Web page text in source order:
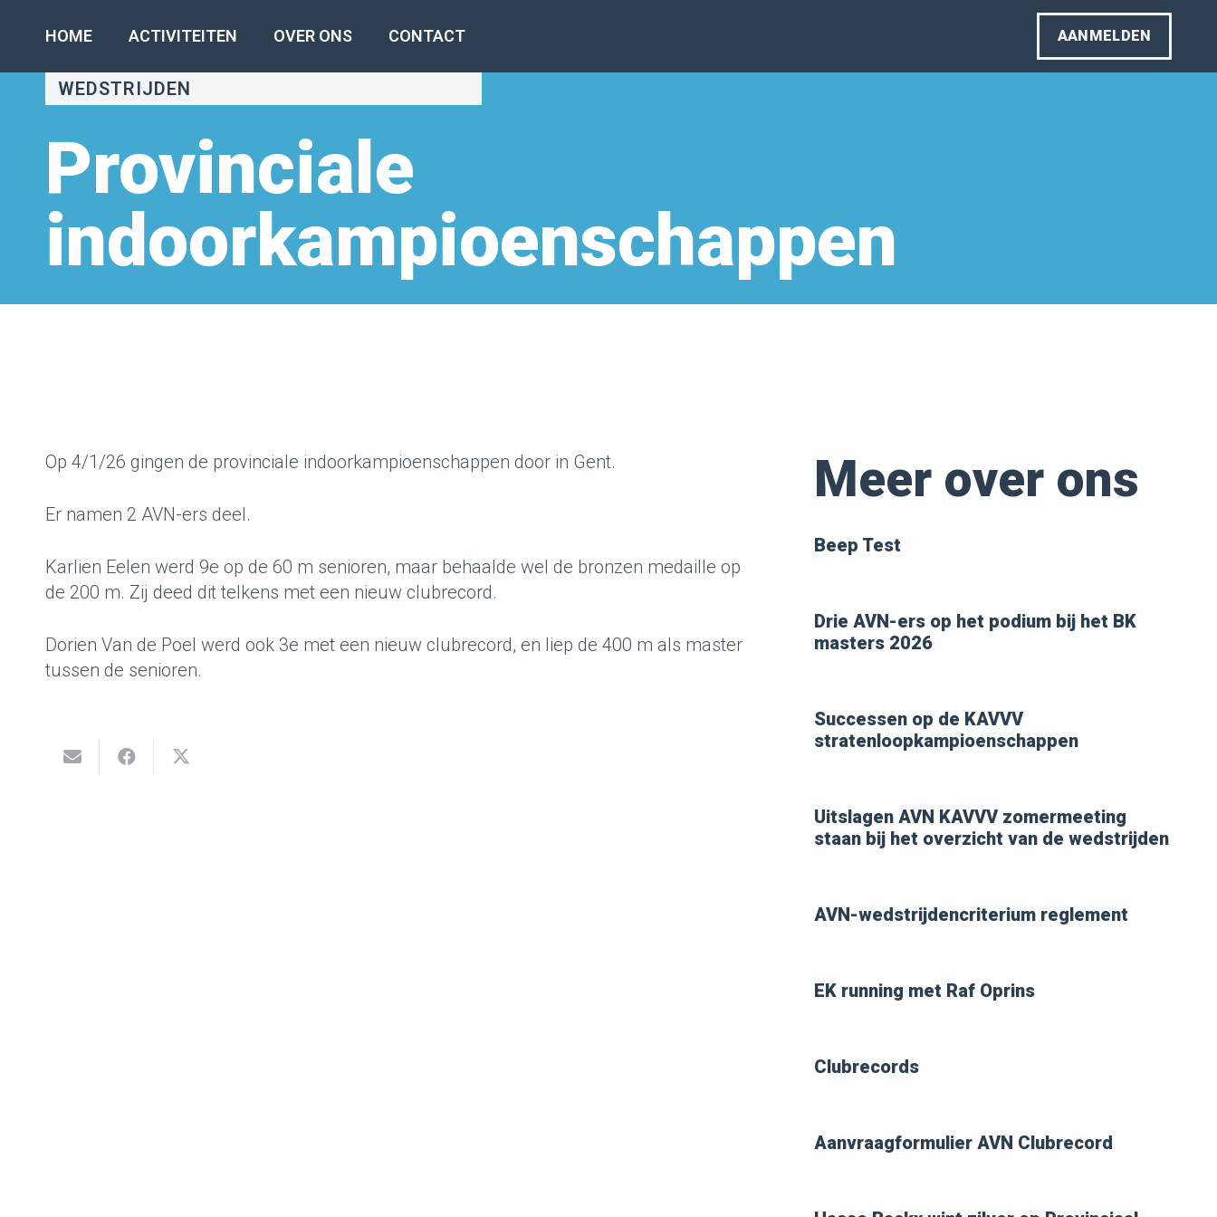
HOME ACTIVITEITEN OVER ONS CONTACT AANMELDEN
WEDSTRIJDEN
Provinciale
indoorkampioenschappen
Op 4/1/26 gingen de provinciale indoorkampioenschappen door in Gent.
Er namen 2 AVN-ers deel.
Karlien Eelen werd 9e op de 60 m senioren, maar behaalde wel de bronzen medaille op
de 200 m. Zij deed dit telkens met een nieuw clubrecord.
Dorien Van de Poel werd ook 3e met een nieuw clubrecord, en liep de 400 m als master
tussen de senioren.
Meer over ons
Beep Test
Drie AVN-ers op het podium bij het BK
masters 2026
Successen op de KAVVV
stratenloopkampioenschappen
Uitslagen AVN KAVVV zomermeeting
staan bij het overzicht van de wedstrijden
AVN-wedstrijdencriterium reglement
EK running met Raf Oprins
Clubrecords
Aanvraagformulier AVN Clubrecord